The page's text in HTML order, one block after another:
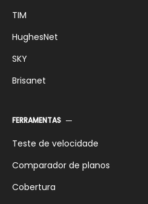
TIM
HughesNet
SKY
Brisanet
FERRAMENTAS
Teste de velocidade
Comparador de planos
Cobertura